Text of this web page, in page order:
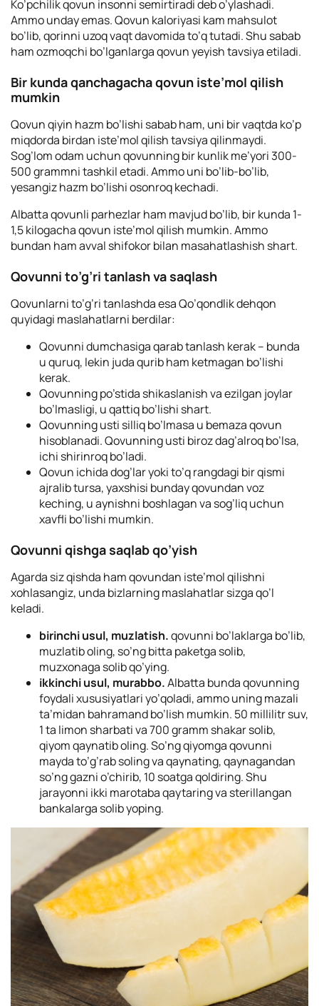
Ko’pchilik qovun insonni semirtiradi deb o’ylashadi.
Ammo unday emas. Qovun kaloriyasi kam mahsulot
bo’lib, qorinni uzoq vaqt davomida to’q tutadi. Shu sabab
ham ozmoqchi bo’lganlarga qovun yeyish tavsiya etiladi.
Bir kunda qanchagacha qovun iste’mol qilish
mumkin
Qovun qiyin hazm bo’lishi sabab ham, uni bir vaqtda ko’p
miqdorda birdan iste’mol qilish tavsiya qilinmaydi.
Sog’lom odam uchun qovunning bir kunlik me’yori 300-
500 grammni tashkil etadi. Ammo uni bo’lib-bo’lib,
yesangiz hazm bo’lishi osonroq kechadi.
Albatta qovunli parhezlar ham mavjud bo’lib, bir kunda 1-
1,5 kilogacha qovun iste’mol qilish mumkin. Ammo
bundan ham avval shifokor bilan masahatlashish shart.
Qovunni to’g’ri tanlash va saqlash
Qovunlarni to’g’ri tanlashda esa Qo’qondlik dehqon
quyidagi maslahatlarni berdilar:
Qovunni dumchasiga qarab tanlash kerak – bunda
u quruq, lekin juda qurib ham ketmagan bo’lishi
kerak.
Qovunning po’stida shikaslanish va ezilgan joylar
bo’lmasligi, u qattiq bo’lishi shart.
Qovunning usti silliq bo’lmasa u bemaza qovun
hisoblanadi. Qovunning usti biroz dag’alroq bo’lsa,
ichi shirinroq bo’ladi.
Qovun ichida dog’lar yoki to’q rangdagi bir qismi
ajralib tursa, yaxshisi bunday qovundan voz
keching, u aynishni boshlagan va sog’liq uchun
xavfli bo’lishi mumkin.
Qovunni qishga saqlab qo’yish
Agarda siz qishda ham qovundan iste’mol qilishni
xohlasangiz, unda bizlarning maslahatlar sizga qo’l
keladi.
birinchi usul, muzlatish.qovunni bo’laklarga bo’lib,
muzlatib oling, so’ng bitta paketga solib,
muzxonaga solib qo’ying.
ikkinchi usul, murabbo.Albatta bunda qovunning
foydali xususiyatlari yo’qoladi, ammo uning mazali
ta’midan bahramand bo’lish mumkin. 50 millilitr suv,
1 ta limon sharbati va 700 gramm shakar solib,
qiyom qaynatib oling. So’ng qiyomga qovunni
mayda to’g’rab soling va qaynating, qaynagandan
so’ng gazni o’chirib, 10 soatga qoldiring. Shu
jarayonni ikki marotaba qaytaring va sterillangan
bankalarga solib yoping.